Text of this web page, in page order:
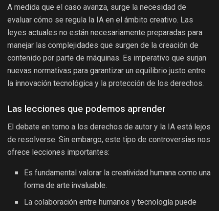
A medida que el caso avanza, surge la necesidad de
evaluar cómo se regula la IA en el ámbito creativo. Las
leyes actuales no están necesariamente preparadas para
manejar las complejidades que surgen de la creación de
contenido por parte de máquinas. Es imperativo que surjan
nuevas normativas para garantizar un equilibrio justo entre
la innovación tecnológica y la protección de los derechos.
Las lecciones que podemos aprender
El debate en torno a los derechos de autor y la IA está lejos
de resolverse. Sin embargo, este tipo de controversias nos
ofrece lecciones importantes:
Es fundamental valorar la creatividad humana como una
forma de arte invaluable.
La colaboración entre humanos y tecnología puede